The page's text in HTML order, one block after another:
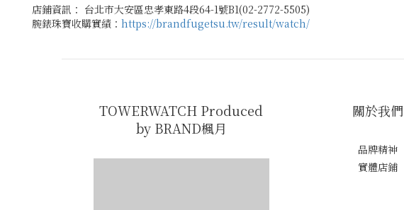
店鋪資訊： 台北市大安區忠孝東路4段64-1號B1(02-2772-5505)
腕錶珠寶收購實績： https://brandfugetsu.tw/result/watch/
TOWERWATCH Produced
by BRAND楓月
關於我們
品牌精神
實體店鋪